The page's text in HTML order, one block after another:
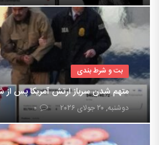
بت و شرط بندی
متهم شدن سرباز ارتش آمریکا پس از
دوشنبه, ۲۰ جولای ۲۰۲۶ ۰